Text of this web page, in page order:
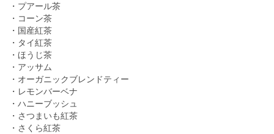
・プアール茶
・コーン茶
・国産紅茶
・タイ紅茶
・ほうじ茶
・アッサム
・オーガニックブレンドティー
・レモンバーベナ
・ハニーブッシュ
・さつまいも紅茶
・さくら紅茶